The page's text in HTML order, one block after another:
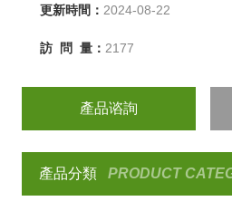
更新時間： 2024-08-22
訪 問 量： 2177
產品谘詢
產品分類 PRODUCT